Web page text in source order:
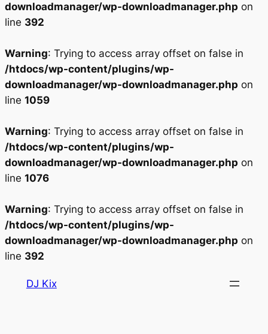
downloadmanager/wp-downloadmanager.php on
line 392
Warning: Trying to access array offset on false in
/htdocs/wp-content/plugins/wp-
downloadmanager/wp-downloadmanager.php on
line 1059
Warning: Trying to access array offset on false in
/htdocs/wp-content/plugins/wp-
downloadmanager/wp-downloadmanager.php on
line 1076
Warning: Trying to access array offset on false in
/htdocs/wp-content/plugins/wp-
downloadmanager/wp-downloadmanager.php on
line 392
DJ Kix